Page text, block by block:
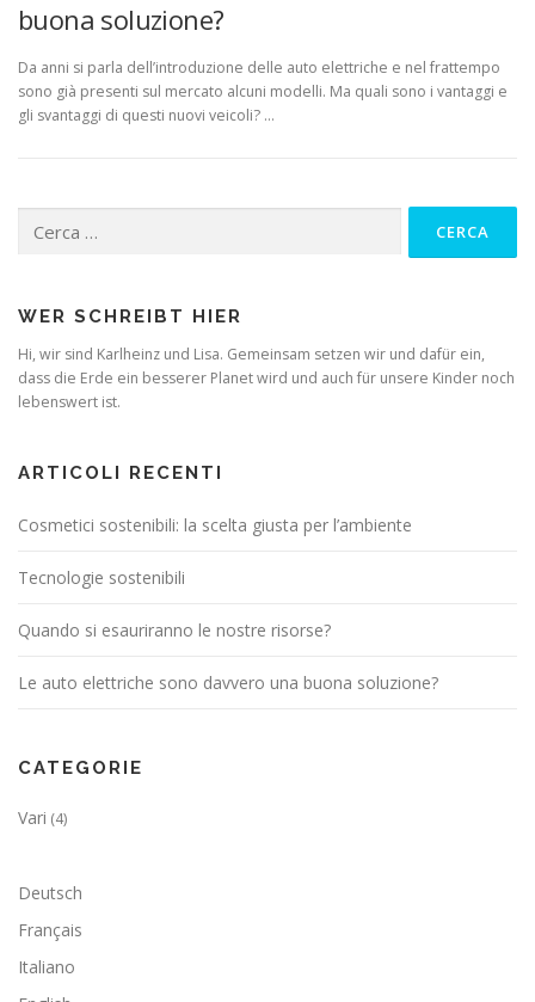
buona soluzione?
Da anni si parla dell’introduzione delle auto elettriche e nel frattempo
sono già presenti sul mercato alcuni modelli. Ma quali sono i vantaggi e
gli svantaggi di questi nuovi veicoli? …
per:
WER SCHREIBT HIER
Hi, wir sind Karlheinz und Lisa. Gemeinsam setzen wir und dafür ein,
dass die Erde ein besserer Planet wird und auch für unsere Kinder noch
lebenswert ist.
ARTICOLI RECENTI
Cosmetici sostenibili: la scelta giusta per l’ambiente
Tecnologie sostenibili
Quando si esauriranno le nostre risorse?
Le auto elettriche sono davvero una buona soluzione?
CATEGORIE
Vari (4)
Deutsch
Français
Italiano